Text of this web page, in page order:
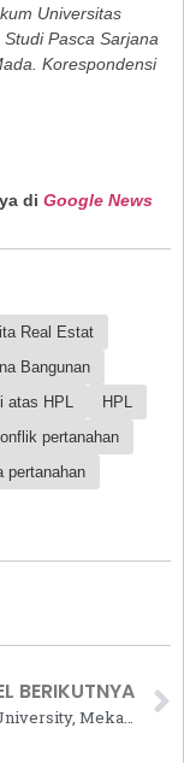
Universitas
Pasca Sarjana
Korespondensi
di Google News
Real Estat
Bangunan
atas HPL
HPL
pertanahan
pertanahan
BERIKUTNYA
Monash University, Mekari, dan Digital Hub BSD City Buka Program Beasiswa Bagi Profesional dan Pengusaha